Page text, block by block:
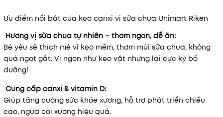
Ưu điểm nổi bật của kẹo canxi vị sữa chua Unimart Riken
Hương vị sữa chua tự nhiên – thơm ngon, dễ ăn:
Bé yêu sẽ thích mê vì kẹo mềm, thơm mùi sữa chua, không
quá ngọt gắt. Vị ngon như kẹo vặt nhưng lại cực kỳ bổ
dưỡng!
Cung cấp canxi & vitamin D:
Giúp tăng cường sức khỏe xương, hỗ trợ phát triển chiều
cao, ngừa còi xương hiệu quả.